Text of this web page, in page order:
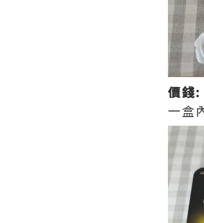
價錢:
一盒